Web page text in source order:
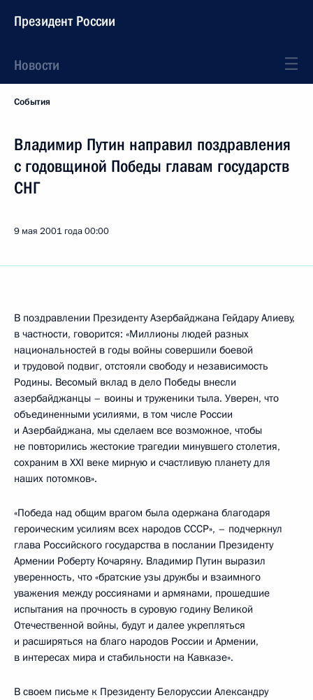
Президент России
Новости
События
Владимир Путин направил поздравления
с годовщиной Победы главам государств
СНГ
9 мая 2001 года00:00
В поздравлении Президенту Азербайджана Гейдару Алиеву,
в частности, говорится: «Миллионы людей разных
национальностей в годы войны совершили боевой
и трудовой подвиг, отстояли свободу и независимость
Родины. Весомый вклад в дело Победы внесли
азербайджанцы – воины и труженики тыла. Уверен, что
объединенными усилиями, в том числе России
и Азербайджана, мы сделаем все возможное, чтобы
не повторились жестокие трагедии минувшего столетия,
сохраним в XXI веке мирную и счастливую планету для
наших потомков».
«Победа над общим врагом была одержана благодаря
героическим усилиям всех народов СССР», – подчеркнул
глава Российского государства в послании Президенту
Армении Роберту Кочаряну. Владимир Путин выразил
уверенность, что «братские узы дружбы и взаимного
уважения между россиянами и армянами, прошедшие
испытания на прочность в суровую годину Великой
Отечественной войны, будут и далее укрепляться
и расширяться на благо народов России и Армении,
в интересах мира и стабильности на Кавказе».
В своем письме к Президенту Белоруссии Александру